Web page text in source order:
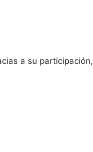
a su participación,